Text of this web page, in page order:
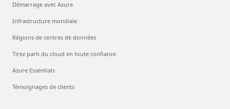
Démarrage avec Azure
Infrastructure mondiale
Régions de centres de données
Tirez parti du cloud en toute confiance
Azure Essentials
Témoignages de clients